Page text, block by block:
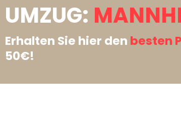
UMZUG:
Erhalten Sie hier den besten
50€!